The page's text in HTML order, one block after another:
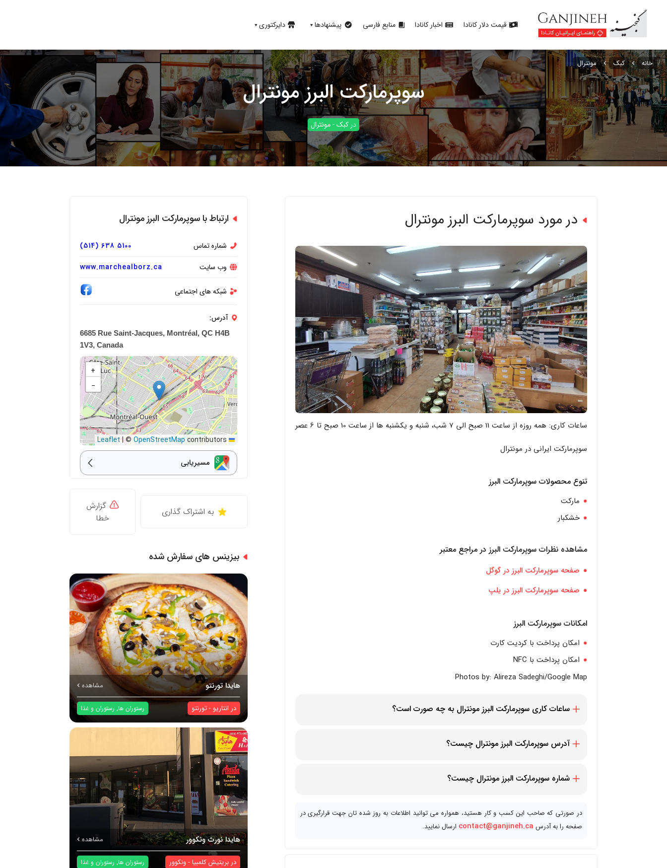
قیمت دلار کانادا اخبار کانادا منابع فارسی پیشنهادها دایرکتوری
خانه کبک مونترال
سوپرمارکت البرز مونترال
در کبک-مونترال
در مورد سوپرمارکت البرز مونترال
ساعات کاری: همه روزه از ساعت 11 صبح الی 7 شب، شنبه و یکشنبه ها از ساعت 10 صبح تا 6 عصر
سوپرمارکت ایرانی در مونترال
تنوع محصولات سوپرمارکت البرز
مارکت
خشکبار
مشاهده نظرات سوپرمارکت البرز در مراجع معتبر
صفحه سوپرمارکت البرز در گوگل
صفحه سوپرمارکت البرز در یلپ
امکانات سوپرمارکت البرز
امکان پرداخت با کردیت کارت
امکان پرداخت با NFC
Photos by: Alireza Sadeghi/Google Map
ساعات کاری سوپرمارکت البرز مونترال به چه صورت است؟
آدرس سوپرمارکت البرز مونترال چیست؟
شماره سوپرمارکت البرز مونترال چیست؟
در صورتی که صاحب این کسب و کار هستید، همواره می توانید اطلاعات به روز شده تان جهت قرارگیری در
صفحه را به آدرس contact@ganjineh.ca ارسال نمایید.
ارتباط با سوپرمارکت البرز مونترال
شماره تماس
5100 638 (514)
وب سایت
www.marchealborz.ca
شبکه های اجتماعی
آدرس:
6685 Rue Saint-Jacques, Montréal, QC H4B
1V3, Canada
+
−
Leaflet
|©OpenStreetMap contributors
مسیریابی
به اشتراک گذاری
گزارش
خطا
بیزینس های سفارش شده
هایدا تورنتو مشاهده
در انتاریو -تورنتو رستوران ها, رستوران و غذا
هایدا نورث ونکوور مشاهده
در بریتیش کلمبیا-ونکوور رستوران ها, رستوران و غذا